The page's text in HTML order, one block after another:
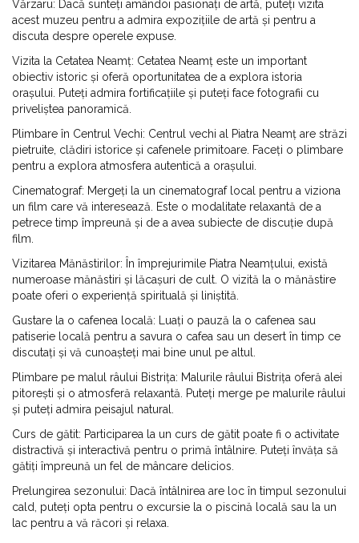
Vărzaru: Dacă sunteți amândoi pasionați de artă, puteți vizita
acest muzeu pentru a admira expozițiile de artă și pentru a
discuta despre operele expuse.
Vizita la Cetatea Neamț: Cetatea Neamț este un important
obiectiv istoric și oferă oportunitatea de a explora istoria
orașului. Puteți admira fortificațiile și puteți face fotografii cu
priveliștea panoramică.
Plimbare în Centrul Vechi: Centrul vechi al Piatra Neamț are străzi
pietruite, clădiri istorice și cafenele primitoare. Faceți o plimbare
pentru a explora atmosfera autentică a orașului.
Cinematograf: Mergeți la un cinematograf local pentru a viziona
un film care vă interesează. Este o modalitate relaxantă de a
petrece timp împreună și de a avea subiecte de discuție după
film.
Vizitarea Mănăstirilor: În împrejurimile Piatra Neamțului, există
numeroase mănăstiri și lăcașuri de cult. O vizită la o mănăstire
poate oferi o experiență spirituală și liniștită.
Gustare la o cafenea locală: Luați o pauză la o cafenea sau
patiserie locală pentru a savura o cafea sau un desert în timp ce
discutați și vă cunoașteți mai bine unul pe altul.
Plimbare pe malul râului Bistrița: Malurile râului Bistrița oferă alei
pitorești și o atmosferă relaxantă. Puteți merge pe malurile râului
și puteți admira peisajul natural.
Curs de gătit: Participarea la un curs de gătit poate fi o activitate
distractivă și interactivă pentru o primă întâlnire. Puteți învăța să
gătiți împreună un fel de mâncare delicios.
Prelungirea sezonului: Dacă întâlnirea are loc în timpul sezonului
cald, puteți opta pentru o excursie la o piscină locală sau la un
lac pentru a vă răcori și relaxa.